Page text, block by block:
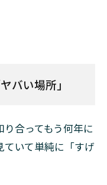
バい場所」
合ってもう何年に
いて単純に「すげ